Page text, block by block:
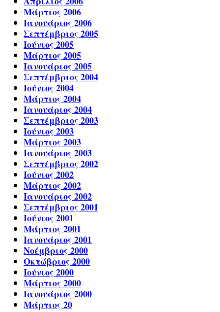
Μάρτιος 2006
Ιανουάριος 2006
Σεπτέμβριος 2005
Ιούνιος 2005
Μάρτιος 2005
Ιανουάριος 2005
Σεπτέμβριος 2004
Ιούνιος 2004
Μάρτιος 2004
Ιανουάριος 2004
Σεπτέμβριος 2003
Ιούνιος 2003
Μάρτιος 2003
Ιανουάριος 2003
Σεπτέμβριος 2002
Ιούνιος 2002
Μάρτιος 2002
Ιανουάριος 2002
Σεπτέμβριος 2001
Ιούνιος 2001
Μάρτιος 2001
Ιανουάριος 2001
Νοέμβριος 2000
Οκτώβριος 2000
Ιούνιος 2000
Μάρτιος 2000
Ιανουάριος 2000
Μάρτιος 20